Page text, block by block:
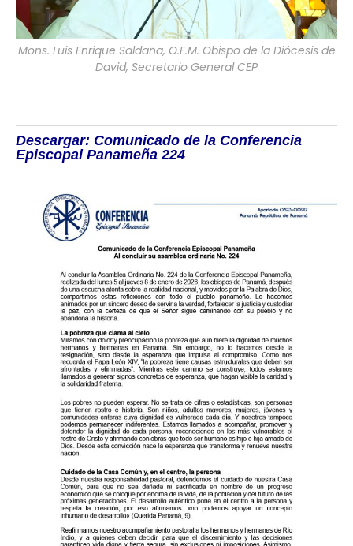
Mons. Luis Enrique Saldaña, O.F.M. Obispo de la Diócesis de
David, Secretario General CEP
Descargar: Comunicado de la Conferencia
Episcopal Panameña 224